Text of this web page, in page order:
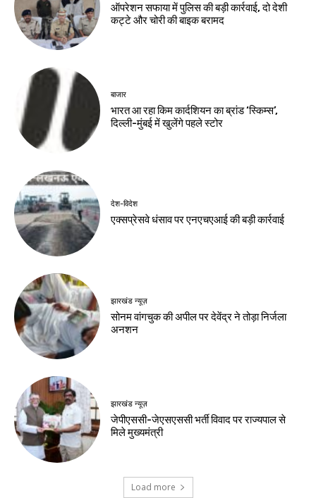
ऑपरेशन सफाया में पुलिस की बड़ी कार्रवाई, दो देशी
कट्टे और चोरी की बाइक बरामद
बाजार
भारत आ रहा किम कार्दशियन का ब्रांड ‘स्किम्स’,
दिल्ली-मुंबई में खुलेंगे पहले स्टोर
देश-विदेश
एक्सप्रेसवे धंसाव पर एनएचएआई की बड़ी कार्रवाई
झारखंड न्यूज़
सोनम वांगचुक की अपील पर देवेंद्र ने तोड़ा निर्जला
अनशन
झारखंड न्यूज़
जेपीएससी-जेएसएससी भर्ती विवाद पर राज्यपाल से
मिले मुख्यमंत्री
Load more